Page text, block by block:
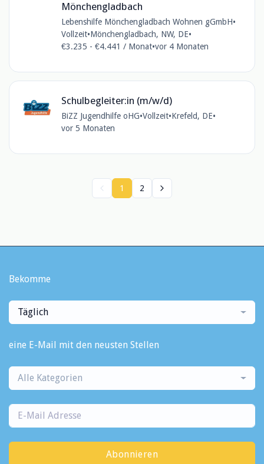
Mönchengladbach
Lebenshilfe Mönchengladbach Wohnen gGmbH•
Vollzeit•Mönchengladbach, NW, DE•
€3.235 - €4.441 / Monat•vor 4 Monaten
Schulbegleiter:in (m/w/d)
BiZZ Jugendhilfe oHG•Vollzeit•Krefeld, DE•
vor 5 Monaten
1 2
Bekomme
Täglich
eine E-Mail mit den neusten Stellen
Alle Kategorien
Abonnieren